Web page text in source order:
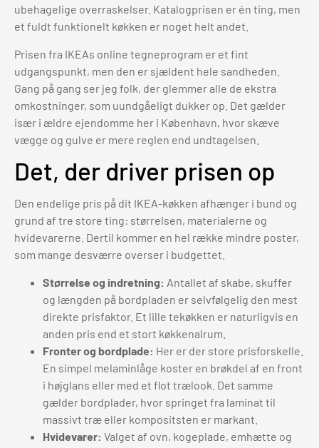
ubehagelige overraskelser. Katalogprisen er én ting, men
et fuldt funktionelt køkken er noget helt andet.
Prisen fra IKEAs online tegneprogram er et fint
udgangspunkt, men den er sjældent hele sandheden.
Gang på gang ser jeg folk, der glemmer alle de ekstra
omkostninger, som uundgåeligt dukker op. Det gælder
især i ældre ejendomme her i København, hvor skæve
vægge og gulve er mere reglen end undtagelsen.
Det, der driver prisen op
Den endelige pris på dit IKEA-køkken afhænger i bund og
grund af tre store ting: størrelsen, materialerne og
hvidevarerne. Dertil kommer en hel række mindre poster,
som mange desværre overser i budgettet.
Størrelse og indretning: Antallet af skabe, skuffer
og længden på bordpladen er selvfølgelig den mest
direkte prisfaktor. Et lille tekøkken er naturligvis en
anden pris end et stort køkkenalrum.
Fronter og bordplade: Her er der store prisforskelle.
En simpel melaminlåge koster en brøkdel af en front
i højglans eller med et flot trælook. Det samme
gælder bordplader, hvor springet fra laminat til
massivt træ eller kompositsten er markant.
Hvidevarer: Valget af ovn, kogeplade, emhætte og